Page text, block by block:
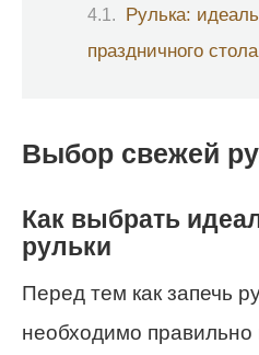
Рулька:
праздничного стола
Выбор свежей
Как выбрать
рульки
Перед тем как запечь
необходимо